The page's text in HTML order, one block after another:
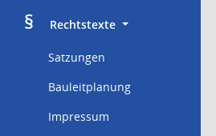
§
     Rechtstexte
Satzungen
Bauleitplanung
Impressum